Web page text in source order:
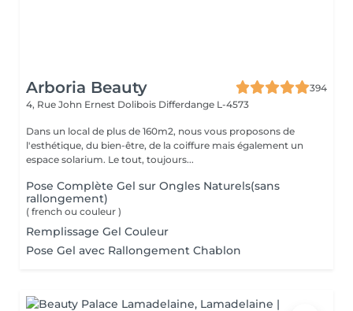
Arboria Beauty
394
4, Rue John Ernest Dolibois Differdange L-4573
Dans un local de plus de 160m2, nous vous proposons de
l'esthétique, du bien-être, de la coiffure mais également un
espace solarium. Le tout, toujours...
Pose Complète Gel sur Ongles Naturels(sans
rallongement)
( french ou couleur )
Remplissage Gel Couleur
Pose Gel avec Rallongement Chablon